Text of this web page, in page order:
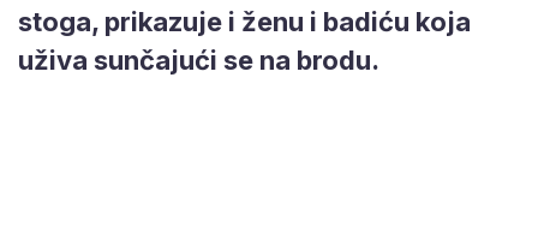
stoga, prikazuje i ženu i badiću koja
uživa sunčajući se na brodu.